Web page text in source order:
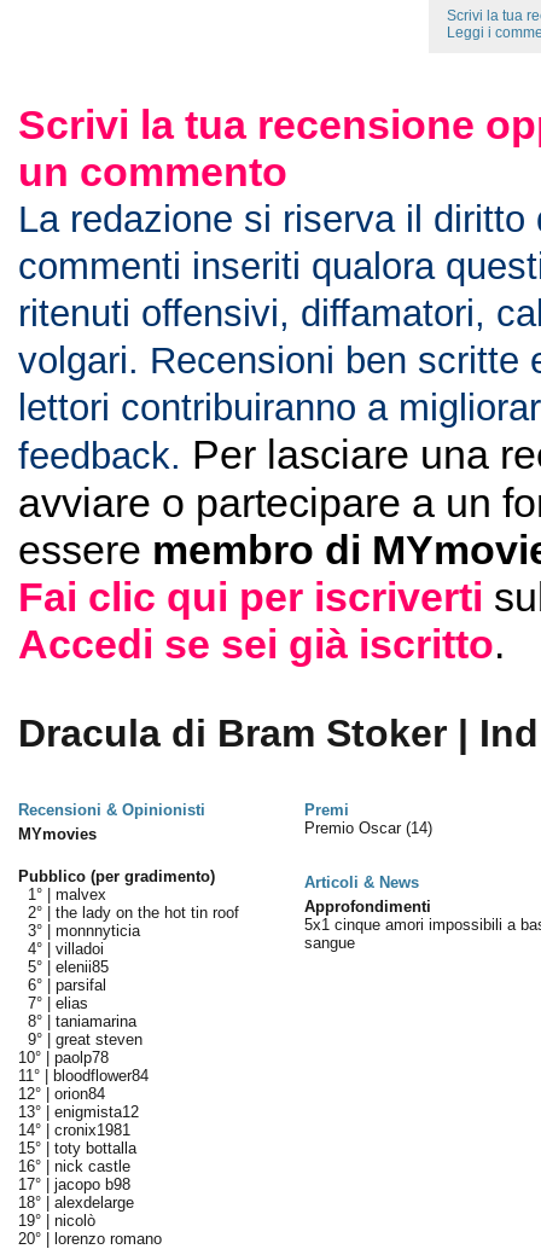
Scrivi la tua
Leggi i
Scrivi la tua recensione
un commento
La redazione si riserva il diritto
commenti inseriti qualora
ritenuti offensivi, diffamatori,
volgari. Recensioni ben scritte
lettori contribuiranno a
feedback. Per lasciare una
avviare o partecipare a un
essere membro di
Fai clic qui per iscriverti
Accedi se sei già iscritto.
Dracula di Bram Stoker |
Recensioni & Opinionisti
Premi
MYmovies
Pubblico (per gradimento)
1° | malvex
2° | the lady on the hot tin roof
3° | monnnyticia
4° | villadoi
5° | elenii85
6° | parsifal
7° | elias
8° | taniamarina
9° | great steven
10° | paolp78
11° |
bloodflower84
12° | orion84
13° | enigmista12
14° | cronix1981
15° | toty bottalla
16° | nick castle
17° | jacopo b98
18° | alexdelarge
19° | nicolò
20° |
lorenzo romano
Premio Oscar (14)
Articoli & News
Approfondimenti
5x1 cinque amori impossibili a
sangue